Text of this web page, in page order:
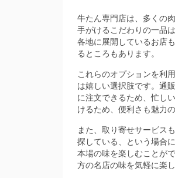
牛たん専門店は、多くの
手がけるこだわりの一品
各地に展開しているお店
るところもあります。
これらのオプションを利
は嬉しい選択肢です。通
に注文できるため、忙し
けるため、便利さも魅力の
また、取り寄せサービス
探している、という場合
本場の味を楽しむことが
方の名店の味を気軽に楽